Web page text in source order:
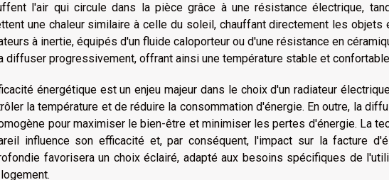
l'air qui circule dans la pièce grâce à une résistance électrique,
une chaleur similaire à celle du soleil, chauffant directement les objets
à inertie, équipés d'un fluide caloporteur ou d'une résistance en
diffuser progressivement, offrant ainsi une température stable et
énergétique est un enjeu majeur dans le choix d'un radiateur
la température et de réduire la consommation d'énergie. En outre, la
pour maximiser le bien-être et minimiser les pertes d'énergie. La
influence son efficacité et, par conséquent, l'impact sur la facture
favorisera un choix éclairé, adapté aux besoins spécifiques de